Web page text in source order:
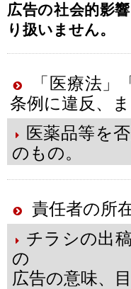
広告の社会的影
り扱いません。
「医療法
条例に違反、
医薬品等を
のもの。
責任者の所
チラシの出
の
広告の意味、